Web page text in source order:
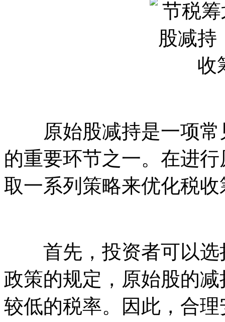
原始股减持是一项常
的重要环节之一。在进
取一系列策略来优化税
首先，投资者可以选
政策的规定，原始股的
较低的税率。因此，合